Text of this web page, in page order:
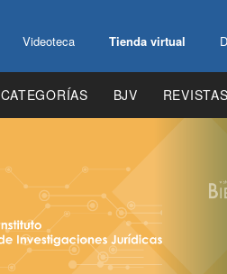
Videoteca Tienda virtual
CATEGORÍAS BJV